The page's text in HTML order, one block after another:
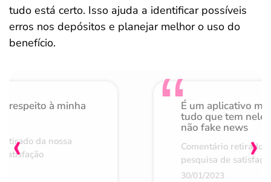
tudo está certo. Isso ajuda a identificar possíveis
erros nos depósitos e planejar melhor o uso do
benefício.
respeito à minha
da nossa
É um aplicativo
tudo que tem nele
não fake news
Comentário retirado
pesquisa de
30/01/2023
‹ ›